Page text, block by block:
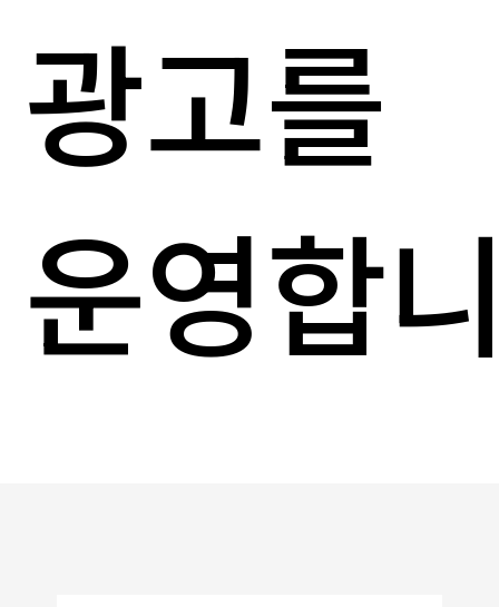
광고를
운영합